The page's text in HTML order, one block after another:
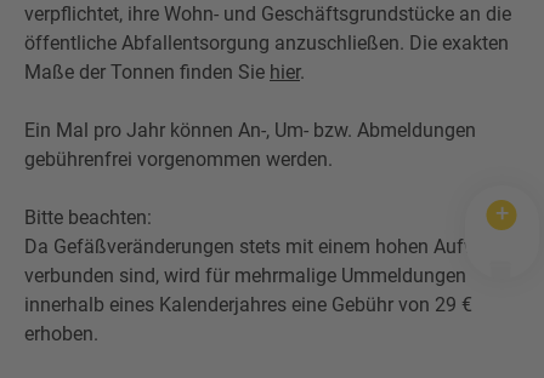
verpflichtet, ihre Wohn- und Geschäftsgrundstücke an die
öffentliche Abfallentsorgung anzuschließen. Die exakten
Maße der Tonnen finden Sie hier.
Ein Mal pro Jahr können An-, Um- bzw. Abmeldungen
gebührenfrei vorgenommen werden.
Bitte beachten:
Da Gefäßveränderungen stets mit einem hohen Aufwand
verbunden sind, wird für mehrmalige Ummeldungen
innerhalb eines Kalenderjahres eine Gebühr von 29 €
erhoben.